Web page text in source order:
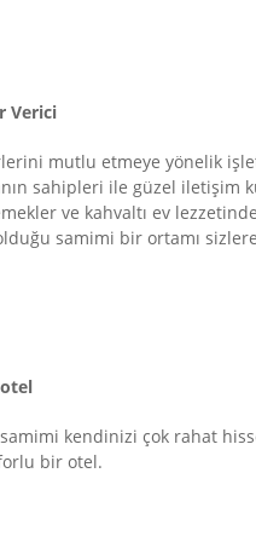
Verici
mutlu etmeye yönelik
sahipleri ile güzel iletişim
ve kahvaltı ev
samimi bir ortamı
kendinizi çok rahat
bir otel.